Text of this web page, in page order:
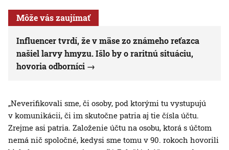
Môže vás zaujímať
Influencer tvrdí, že v mäse zo známeho reťazca
našiel larvy hmyzu. Išlo by o raritnú situáciu,
hovoria odborníci
„Neverifikovali sme, či osoby, pod ktorými tu vystupujú
v komunikácii, či im skutočne patria aj tie čísla účtu.
Zrejme asi patria. Založenie účtu na osobu, ktorá s účtom
nemá nič spoločné, kedysi sme tomu v 90. rokoch hovorili